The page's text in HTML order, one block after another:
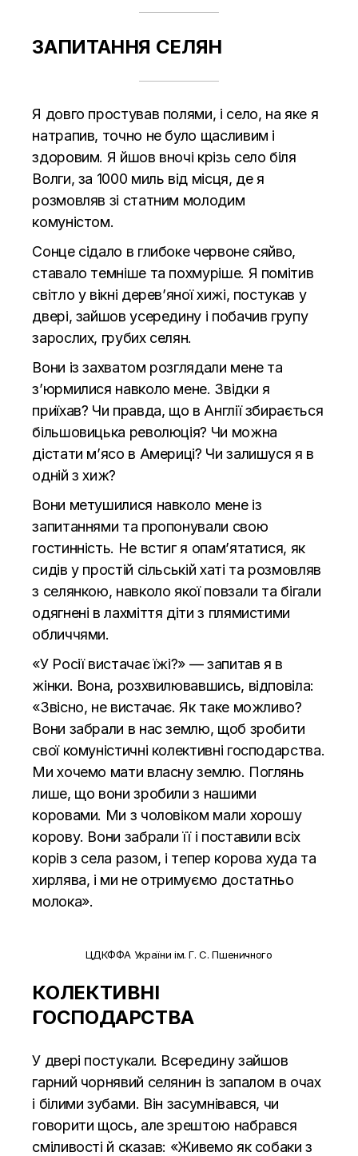
ЗАПИТАННЯ СЕЛЯН
Я довго простував полями, і село, на яке я
натрапив, точно не було щасливим і
здоровим. Я йшов вночі крізь село біля
Волги, за 1000 миль від місця, де я
розмовляв зі статним молодим
комуністом.
Сонце сідало в глибоке червоне сяйво,
ставало темніше та похмуріше. Я помітив
світло у вікні дерев’яної хижі, постукав у
двері, зайшов усередину і побачив групу
зарослих, грубих селян.
Вони із захватом розглядали мене та
з’юрмилися навколо мене. Звідки я
приїхав? Чи правда, що в Англії збирається
більшовицька революція? Чи можна
дістати м’ясо в Америці? Чи залишуся я в
одній з хиж?
Вони метушилися навколо мене із
запитаннями та пропонували свою
гостинність. Не встиг я опам’ятатися, як
сидів у простій сільській хаті та розмовляв
з селянкою, навколо якої повзали та бігали
одягнені в лахміття діти з плямистими
обличчями.
«У Росії вистачає їжі?» — запитав я в
жінки. Вона, розхвилювавшись, відповіла:
«Звісно, не вистачає. Як таке можливо?
Вони забрали в нас землю, щоб зробити
свої комуністичні колективні господарства.
Ми хочемо мати власну землю. Поглянь
лише, що вони зробили з нашими
коровами. Ми з чоловіком мали хорошу
корову. Вони забрали її і поставили всіх
корів з села разом, і тепер корова худа та
хирлява, і ми не отримуємо достатньо
молока».
ЦДКФФА України ім. Г. С. Пшеничного
КОЛЕКТИВНІ
ГОСПОДАРСТВА
У двері постукали. Всередину зайшов
гарний чорнявий селянин із запалом в очах
і білими зубами. Він засумнівався, чи
говорити щось, але зрештою набрався
сміливості й сказав: «Живемо як собаки з